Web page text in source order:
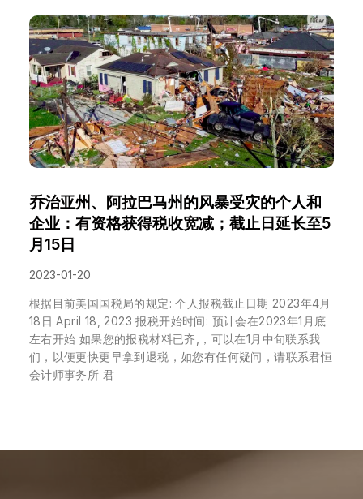
乔治亚州、阿拉巴马州的风暴受灾的个人和
企业：有资格获得税收宽减；截止日延长至5
月15日
2023-01-20
根据目前美国国税局的规定: 个人报税截止日期 2023年4月
18日 April 18, 2023 报税开始时间: 预计会在2023年1月底
左右开始 如果您的报税材料已齐,，可以在1月中旬联系我
们，以便更快更早拿到退税，如您有任何疑问，请联系君恒
会计师事务所 君